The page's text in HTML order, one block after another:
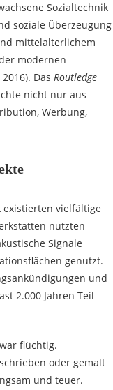
Sozialtechnik
soziale Überzeugung
mittelalterlichem
modernen
Das Routledge
nicht nur aus
Werbung,
existierten vielfältige
nutzten
Signale
genutzt.
und
2.000 Jahren Teil
flüchtig.
oder gemalt
und teuer.